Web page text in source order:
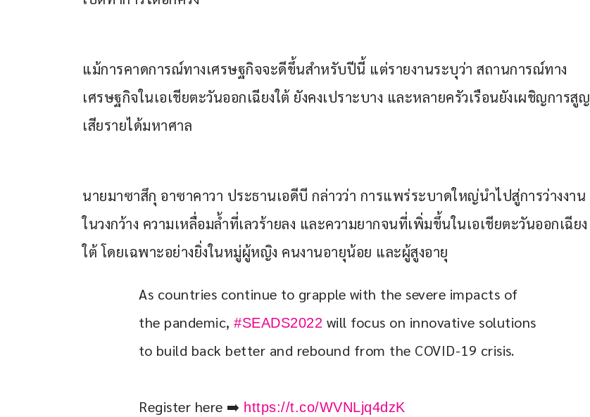
แม้การคาดการณ์ทางเศรษฐกิจจะดีขึ้นสำหรับปีนี้ แต่รายงานระบุว่า สถานการณ์ทาง
เศรษฐกิจในเอเชียตะวันออกเฉียงใต้ ยังคงเปราะบาง และหลายครัวเรือนยังเผชิญการสูญ
เสียรายได้มหาศาล
นายมาซาสึกุ อาซาคาวา ประธานเอดีบี กล่าวว่า การแพร่ระบาดใหญ่นำไปสู่การว่างงาน
ในวงกว้าง ความเหลื่อมล้ำที่เลวร้ายลง และความยากจนที่เพิ่มขึ้นในเอเชียตะวันออกเฉียง
ใต้ โดยเฉพาะอย่างยิ่งในหมู่ผู้หญิง คนงานอายุน้อย และผู้สูงอายุ
As countries continue to grapple with the severe impacts of
the pandemic, #SEADS2022 will focus on innovative solutions
to build back better and rebound from the COVID-19 crisis.
Register here ➡️ https://t.co/WVNLjq4dzK